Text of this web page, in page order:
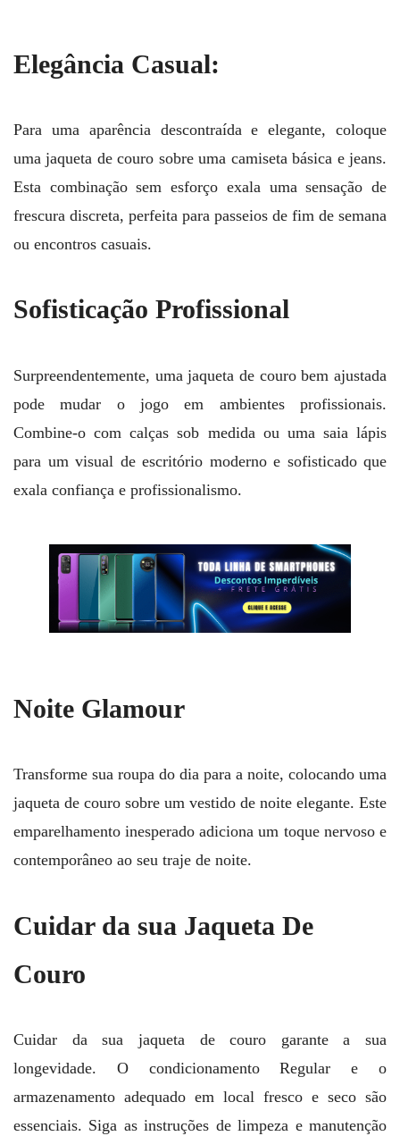
Elegância Casual:
Para uma aparência descontraída e elegante, coloque
uma jaqueta de couro sobre uma camiseta básica e jeans.
Esta combinação sem esforço exala uma sensação de
frescura discreta, perfeita para passeios de fim de semana
ou encontros casuais.
Sofisticação Profissional
Surpreendentemente, uma jaqueta de couro bem ajustada
pode mudar o jogo em ambientes profissionais.
Combine-o com calças sob medida ou uma saia lápis
para um visual de escritório moderno e sofisticado que
exala confiança e profissionalismo.
Noite Glamour
Transforme sua roupa do dia para a noite, colocando uma
jaqueta de couro sobre um vestido de noite elegante. Este
emparelhamento inesperado adiciona um toque nervoso e
contemporâneo ao seu traje de noite.
Cuidar da sua Jaqueta De
Couro
Cuidar da sua jaqueta de couro garante a sua
longevidade. O condicionamento Regular e o
armazenamento adequado em local fresco e seco são
essenciais. Siga as instruções de limpeza e manutenção